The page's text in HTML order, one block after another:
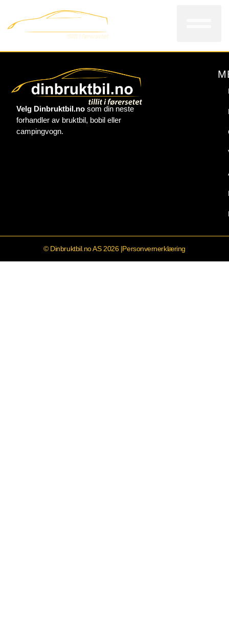
Velg Dinbruktbil.nosom din neste
forhandler av bruktbil, bobil eller
campingvogn.
© Dinbruktbil.no AS 2026 |Personvernerklæring